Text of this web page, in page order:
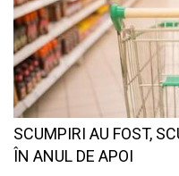
SCUMPIRI AU FOST,
ÎN ANUL DE APOI